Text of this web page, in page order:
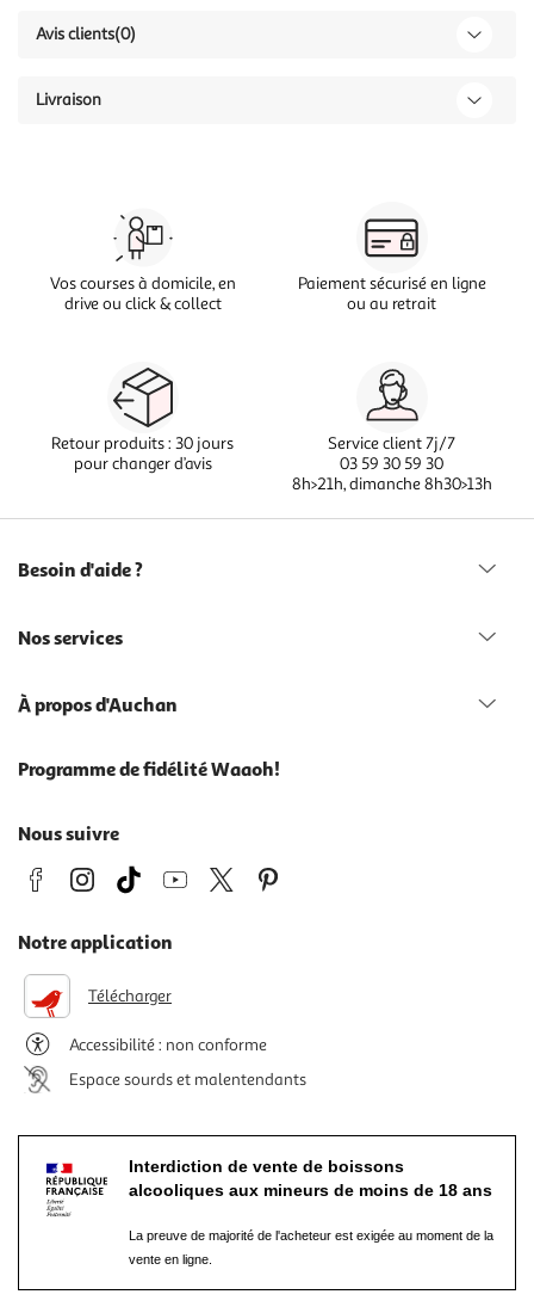
Avis clients(0)
Livraison
Vos courses à domicile, en
drive ou click & collect
Paiement sécurisé en ligne
ou au retrait
Retour produits : 30 jours
pour changer d’avis
Service client 7j/7
03 59 30 59 30
8h>21h, dimanche 8h30>13h
Besoin d'aide ?
Nos services
À propos d'Auchan
Programme de fidélité Waaoh!
Nous suivre
Notre application
Télécharger
Accessibilité : non conforme
Espace sourds et malentendants
Interdiction de vente de boissons
alcooliques aux mineurs de moins de 18 ans
La preuve de majorité de l'acheteur est exigée au moment de la
vente en ligne.